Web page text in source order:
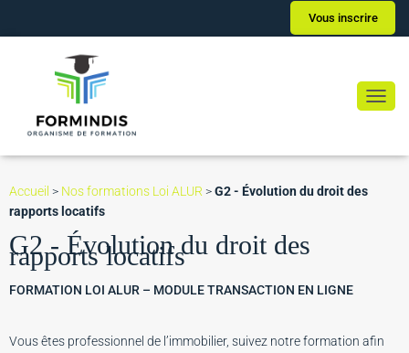
Vous inscrire
Accueil > Nos formations Loi ALUR >G2 - Évolution du droit des
rapports locatifs
G2 - Évolution du droit des
rapports locatifs
FORMATION LOI ALUR – MODULE TRANSACTION EN LIGNE
Vous êtes professionnel de l’immobilier, suivez notre formation afin